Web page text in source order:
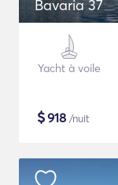
Bavaria 37
Yacht à voile
$918 /nuit